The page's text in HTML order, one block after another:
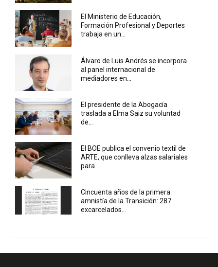
El Ministerio de Educación,
Formación Profesional y Deportes
trabaja en un...
Álvaro de Luis Andrés se incorpora
al panel internacional de
mediadores en...
El presidente de la Abogacía
traslada a Elma Saiz su voluntad
de...
El BOE publica el convenio textil de
ARTE, que conlleva alzas salariales
para...
Cincuenta años de la primera
amnistía de la Transición: 287
excarcelados...